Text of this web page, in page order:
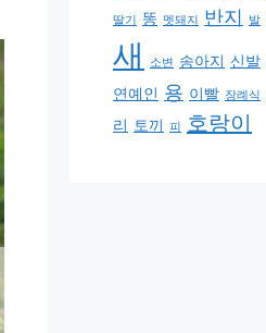
딸기 똥 멧돼지 반지 발
새 소변 송아지 신발
연예인 용 이빨 장례식
리 토끼 피 호랑이